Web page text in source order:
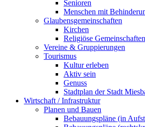
Senioren
Menschen mit
Glaubensgemeinschaften
Kirchen
Religiöse Gemeinschaften
Vereine & Gruppierungen
Tourismus
Kultur erleben
Aktiv sein
Genuss
Stadtplan der Stadt
Wirtschaft / Infrastruktur
Planen und Bauen
Bebauungspläne (in